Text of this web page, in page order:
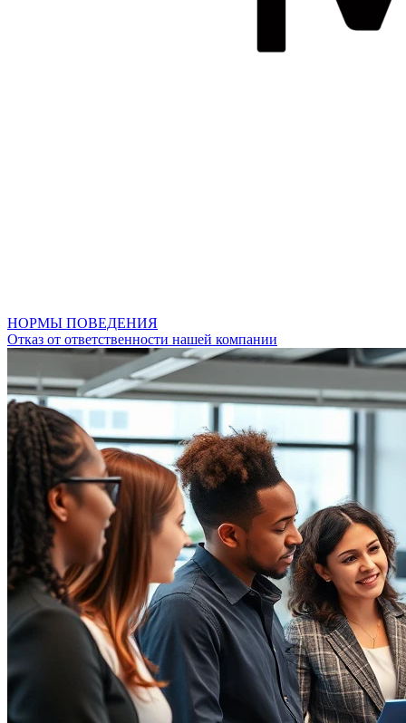
НОРМЫ ПОВЕДЕНИЯ
Отказ от ответственности нашей компании